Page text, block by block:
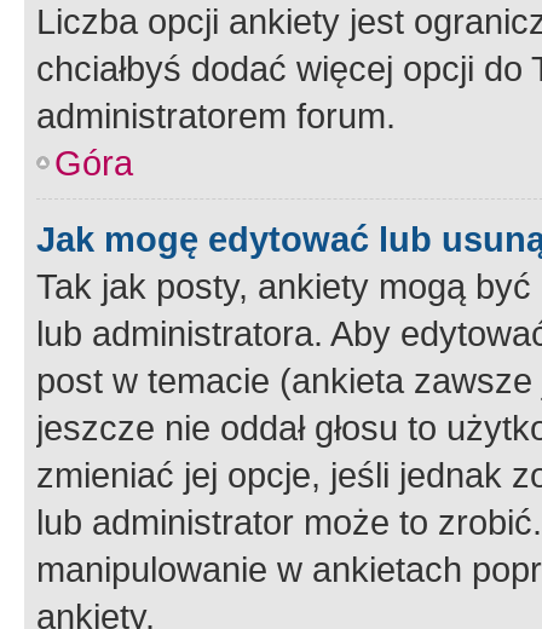
Liczba opcji ankiety jest
chciałbyś dodać więcej opcji
administratorem forum.
Góra
Jak mogę edytować lub
Tak jak posty, ankiety mogą
lub administratora. Aby
post w temacie (ankieta
jeszcze nie oddał głosu to
zmieniać jej opcje, jeśli jednak
lub administrator może to
manipulowanie w ankietach
ankiety.